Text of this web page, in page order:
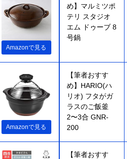
Amazonで見る
め】マルミツポ
テリ スタジオ
エム ドゥーブ 8
号鍋
Amazonで見る
【筆者おすす
め】HARIO(ハ
リオ) フタがガ
ラスのご飯釜
2〜3合 GNR-
200
【筆者おすす